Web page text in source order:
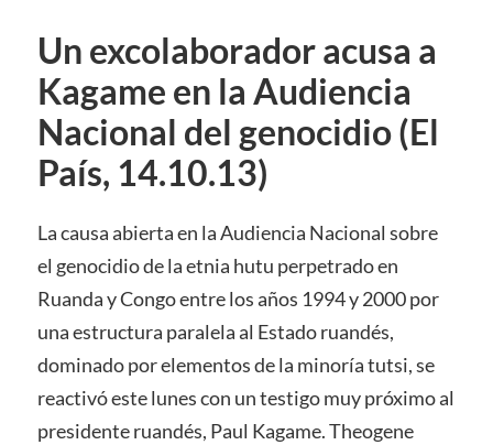
Un excolaborador acusa a
Kagame en la Audiencia
Nacional del genocidio (El
País, 14.10.13)
La causa abierta en la Audiencia Nacional sobre
el genocidio de la etnia hutu perpetrado en
Ruanda y Congo entre los años 1994 y 2000 por
una estructura paralela al Estado ruandés,
dominado por elementos de la minoría tutsi, se
reactivó este lunes con un testigo muy próximo al
presidente ruandés, Paul Kagame. Theogene